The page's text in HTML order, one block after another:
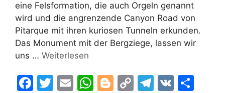
eine Felsformation, die auch Orgeln genannt
wird und die angrenzende Canyon Road von
Pitarque mit ihren kuriosen Tunneln erkunden.
Das Monument mit der Bergziege, lassen wir
uns … Weiterlesen
F
T
E
W Bl C
T
V